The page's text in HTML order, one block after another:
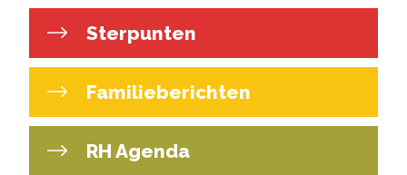
Sterpunten
Familieberichten
RH Agenda